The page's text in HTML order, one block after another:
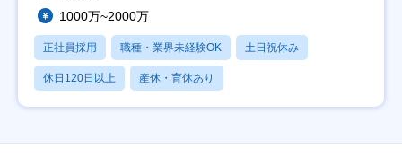
1000万~2000万
正社員採用 職種・業界未経験OK 土日祝休み
休日120日以上 産休・育休あり